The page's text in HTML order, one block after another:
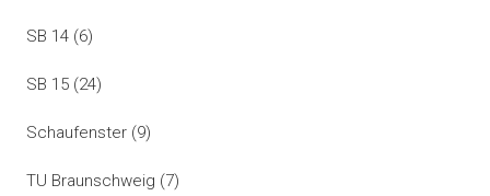
SB 14 (6)
SB 15 (24)
Schaufenster (9)
TU Braunschweig (7)